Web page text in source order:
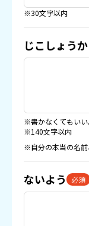
※30文字以内
じこしょう
※書かなくてもいい
※140文字以内
※自分の本当の名前
ないよう 必須